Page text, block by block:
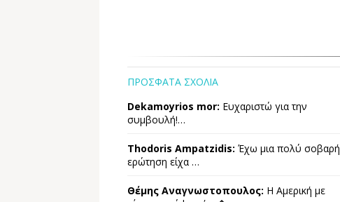
ΠΡΟΣΦΑΤΑ ΣΧΟΛΙΑ
Dekamoyrios mor: Ευχαριστώ για την
συμβουλή!…
Thodoris Ampatzidis: Έχω μια πολύ σοβαρή
ερώτηση είχα …
Θέμης Αναγνωστοπουλος: Η Αμερική με